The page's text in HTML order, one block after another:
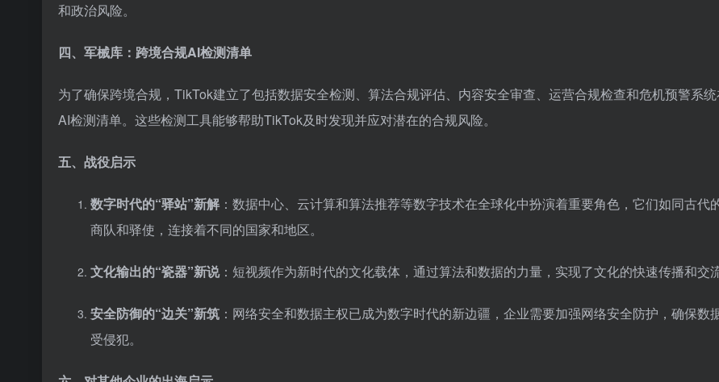
和政治风险。
四、军械库：跨境合规AI检测清单
为了确保跨境合规，TikTok建立了包括数据安全检测、算法合规评估、内容安全审查、运营合规检查和危机预警系
AI检测清单。这些检测工具能够帮助TikTok及时发现并应对潜在的合规风险。
五、战役启示
数字时代的“驿站”新解：数据中心、云计算和算法推荐等数字技术在全球化中扮演着重要角色，它们如同古代的
商队和驿使，连接着不同的国家和地区。
文化输出的“瓷器”新说：短视频作为新时代的文化载体，通过算法和数据的力量，实现了文化的快速传播和交流
安全防御的“边关”新筑 ：网络安全和数据主权已成为数字时代的新边疆，企业需要加强网络安全防护，确保数
受侵犯。